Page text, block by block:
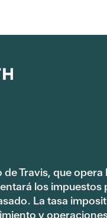
Travis, que
los
La tasa
y